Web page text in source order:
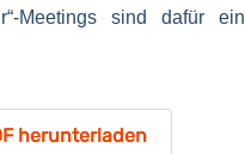
Meetings sind dafür ein
herunterladen